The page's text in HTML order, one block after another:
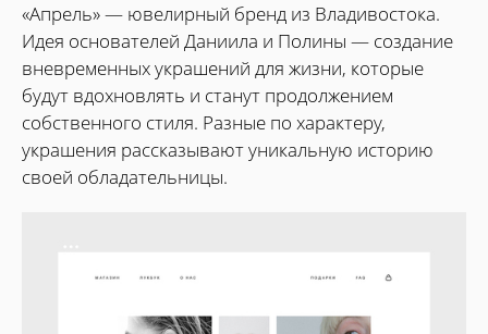
«Апрель» — ювелирный бренд из Владивостока.
Идея основателей Даниила и Полины — создание
вневременных украшений для жизни, которые
будут вдохновлять и станут продолжением
собственного стиля. Разные по характеру,
украшения рассказывают уникальную историю
своей обладательницы.